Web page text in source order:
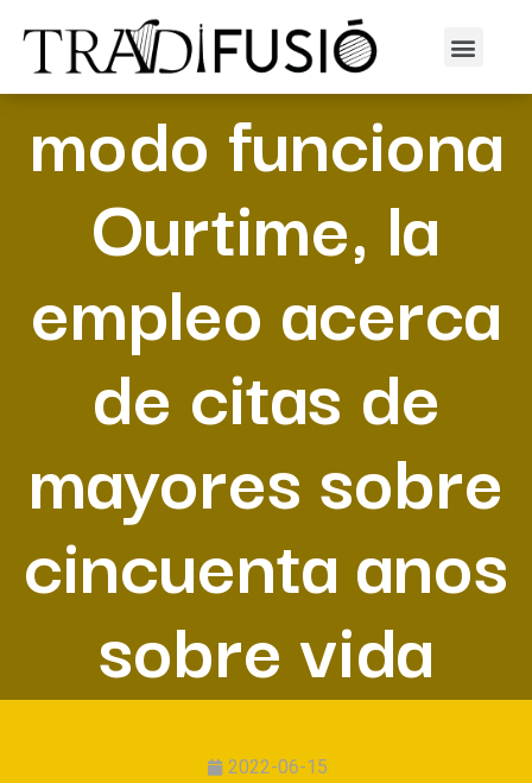
Sobre este
modo funciona
Ourtime, la
empleo acerca
de citas de
mayores sobre
cincuenta anos
sobre vida
2022-06-15